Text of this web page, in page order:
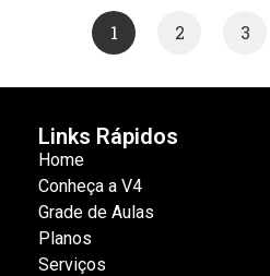
1 2 3
Links Rápidos
Home
Conheça a V4
Grade de Aulas
Planos
Serviços